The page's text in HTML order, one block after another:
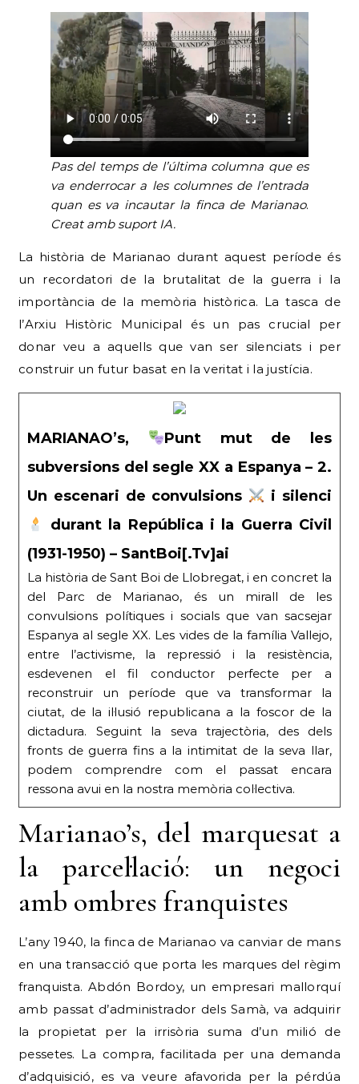
Pas del temps de l’última columna que es
va enderrocar a les columnes de l’entrada
quan es va incautar la finca de Marianao.
Creat amb suport IA.
La història de Marianao durant aquest període és
un recordatori de la brutalitat de la guerra i la
importància de la memòria històrica. La tasca de
l’Arxiu Històric Municipal és un pas crucial per
donar veu a aquells que van ser silenciats i per
construir un futur basat en la veritat i la justícia.
MARIANAO’s,
Punt mut de les
subversions del segle XX a Espanya – 2.
Un escenari de convulsions
i silenci
durant la República i la Guerra Civil
(1931-1950) – SantBoi[.Tv]ai
La història de Sant Boi de Llobregat, i en concret la
del Parc de Marianao, és un mirall de les
convulsions polítiques i socials que van sacsejar
Espanya al segle XX. Les vides de la família Vallejo,
entre l’activisme, la repressió i la resistència,
esdevenen el fil conductor perfecte per a
reconstruir un període que va transformar la
ciutat, de la il·lusió republicana a la foscor de la
dictadura. Seguint la seva trajectòria, des dels
fronts de guerra fins a la intimitat de la seva llar,
podem comprendre com el passat encara
ressona avui en la nostra memòria col·lectiva.
Marianao’s, del marquesat a
la parcel·lació: un negoci
amb ombres franquistes
L’any 1940, la finca de Marianao va canviar de mans
en una transacció que porta les marques del règim
franquista. Abdón Bordoy, un empresari mallorquí
amb passat d’administrador dels Samà, va adquirir
la propietat per la irrisòria suma d’un milió de
pessetes. La compra, facilitada per una demanda
d’adquisició, es va veure afavorida per la pérdúa